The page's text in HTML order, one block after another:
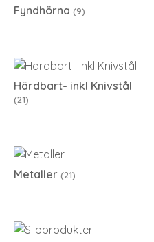
Fyndhörna (9)
Härdbart- inkl Knivstål
(21)
Metaller (21)